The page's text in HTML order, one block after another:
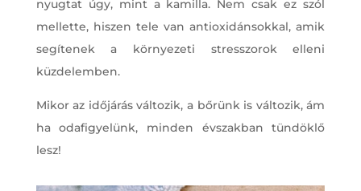
nyugtat úgy, mint a kamilla. Nem csak ez szól
mellette, hiszen tele van antioxidánsokkal, amik
segítenek a környezeti stresszorok elleni
küzdelemben.
Mikor az időjárás változik, a bőrünk is változik, ám
ha odafigyelünk, minden évszakban tündöklő
lesz!